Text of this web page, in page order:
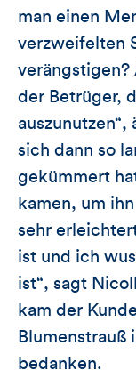
man einen
verzweifelten
verängstigen?
der Betrüger,
sich dann so
gekümmert
kamen, um
sehr
ist und ich
ist“, sagt
kam der
Blumenstrauß
bedanken.